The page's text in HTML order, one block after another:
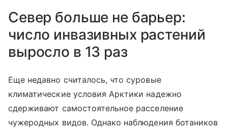
Север больше не барьер:
число инвазивных растений
выросло в 13 раз
Еще недавно считалось, что суровые
климатические условия Арктики надежно
сдерживают самостоятельное расселение
чужеродных видов. Однако наблюдения ботаников